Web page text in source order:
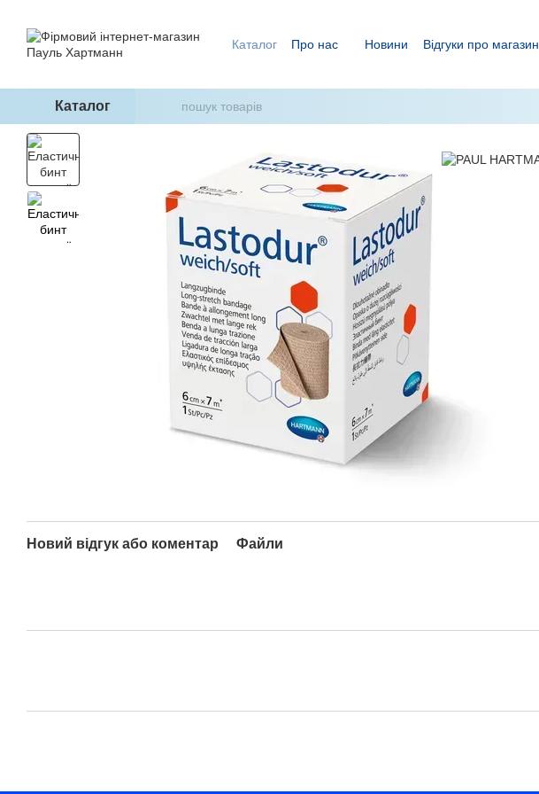
Каталог Про нас Новини
Відгуки про магазин
Каталог
Новий відгук або коментар Файли